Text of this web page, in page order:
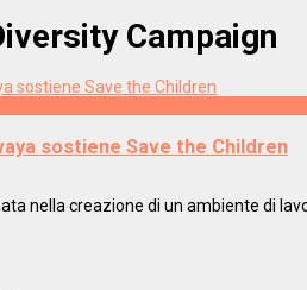
Campaign
sostiene Save the Children
nella creazione di un ambiente di